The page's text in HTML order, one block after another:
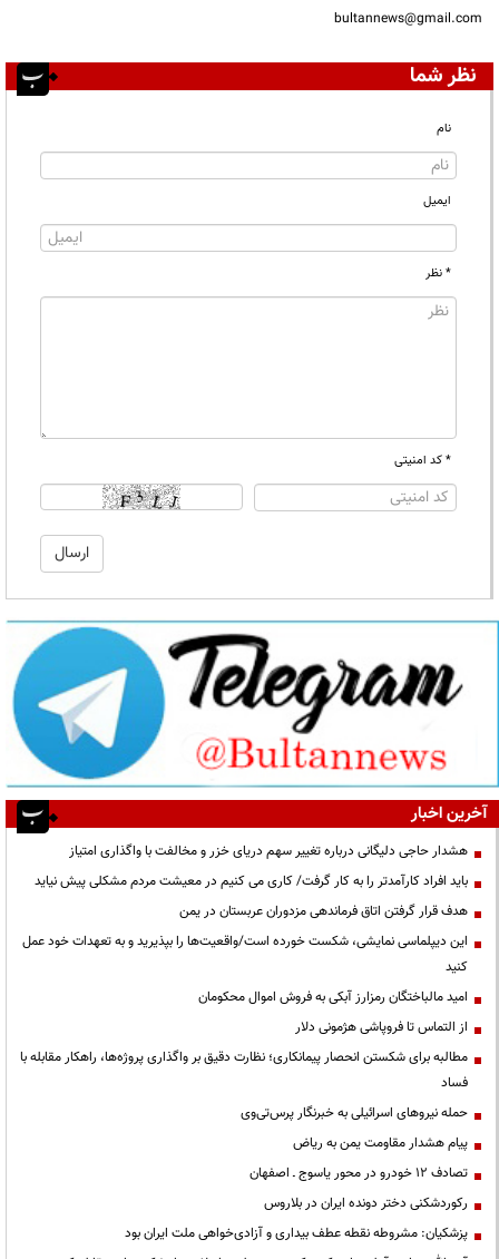
bultannews@gmail.com
نظر شما
نام
ایمیل
* نظر
* کد امنیتی
آخرین اخبار
هشدار حاجی دلیگانی درباره تغییر سهم دریای خزر و مخالفت با واگذاری امتیاز
باید افراد کارآمدتر را به کار گرفت/ کاری می کنیم در معیشت مردم مشکلی پیش نیاید
هدف قرار گرفتن اتاق‌ فرماندهی مزدوران عربستان در یمن
این دیپلماسی نمایشی، شکست خورده است/واقعیت‌ها را بپذیرید و به تعهدات خود عمل
کنید
امید مالباختگان رمزارز آبکی به فروش اموال محکومان
از التماس تا فروپاشی هژمونی دلار
مطالبه برای شکستن انحصار پیمانکاری؛ نظارت دقیق بر واگذاری پروژه‌ها، راهکار مقابله با
فساد
حمله نیروهای اسرائیلی به خبرنگار پرس‌تی‌وی
پیام هشدار مقاومت یمن به ریاض
تصادف ۱۲ خودرو در محور یاسوج ـ اصفهان
رکوردشکنی دختر دونده ایران در بلاروس
پزشکیان: مشروطه نقطه عطف بیداری و آزادی‌خواهی ملت ایران بود